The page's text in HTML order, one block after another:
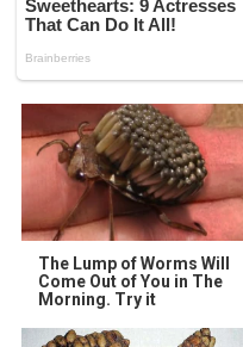
The Lump of Worms Will
Come Out of You in The
Morning. Try it